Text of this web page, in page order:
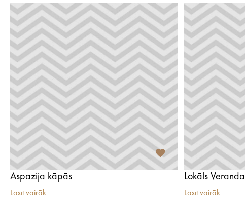
Aspazija kāpās
Lasīt vairāk
Lokāls Veranda
Lasīt vairāk